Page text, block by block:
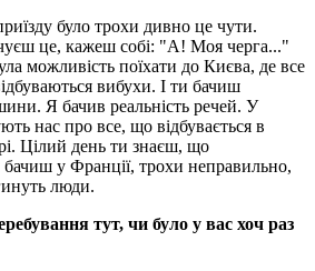
було трохи дивно це чути.
це, кажеш собі: "А! Моя черга..."
можливість поїхати до Києва, де все
вибухи. І ти бачиш
Я бачив реальність речей. У
нас про все, що відбувається в
Цілий день ти знаєш, що
бачиш у Франції, трохи неправильно,
люди.
тут, чи було у вас хоч раз